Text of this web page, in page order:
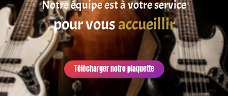
Notre équipe est à votre service
pour vousaccueillir
Télécharger notre plaquette